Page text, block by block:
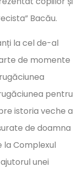
Bacău.
la cel de-al
de momente
pentru
istoria veche a
de doamna
la Complexul
unei